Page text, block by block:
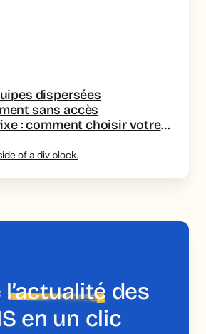
dispersées
sans accès
: comment choisir votre
of a div block.
l’actualité des
en un clic